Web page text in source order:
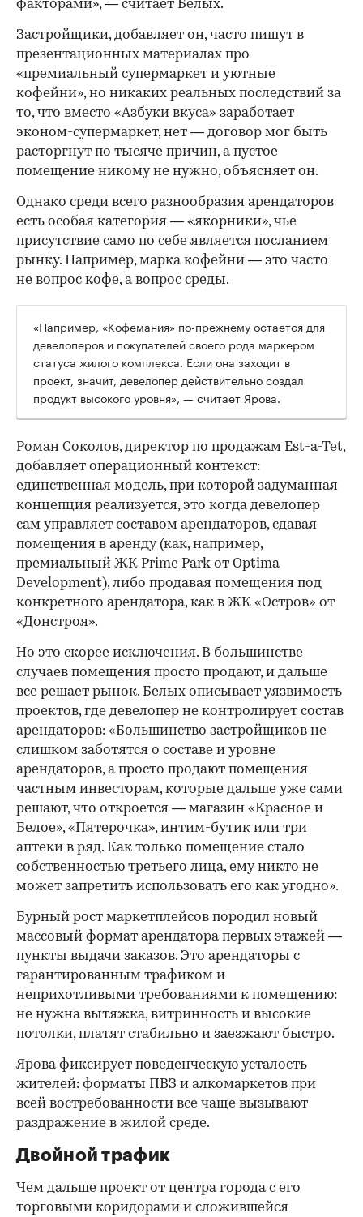
факторами», — считает Белых.
Застройщики, добавляет он, часто пишут в
презентационных материалах про
«премиальный супермаркет и уютные
кофейни», но никаких реальных последствий за
то, что вместо «Азбуки вкуса» заработает
эконом-супермаркет, нет — договор мог быть
расторгнут по тысяче причин, а пустое
помещение никому не нужно, объясняет он.
Однако среди всего разнообразия арендаторов
есть особая категория — «якорники», чье
присутствие само по себе является посланием
рынку. Например, марка кофейни — это часто
не вопрос кофе, а вопрос среды.
«Например, «Кофемания» по-прежнему остается для
девелоперов и покупателей своего рода маркером
статуса жилого комплекса. Если она заходит в
проект, значит, девелопер действительно создал
продукт высокого уровня», — считает Ярова.
Роман Соколов, директор по продажам Est-a-Tet,
добавляет операционный контекст:
единственная модель, при которой задуманная
концепция реализуется, это когда девелопер
сам управляет составом арендаторов, сдавая
помещения в аренду (как, например,
премиальный ЖК Prime Park от Optima
Development), либо продавая помещения под
конкретного арендатора, как в ЖК «Остров» от
«Донстроя».
Но это скорее исключения. В большинстве
случаев помещения просто продают, и дальше
все решает рынок. Белых описывает уязвимость
проектов, где девелопер не контролирует состав
арендаторов: «Большинство застройщиков не
слишком заботятся о составе и уровне
арендаторов, а просто продают помещения
частным инвесторам, которые дальше уже сами
решают, что откроется — магазин «Красное и
Белое», «Пятерочка», интим-бутик или три
аптеки в ряд. Как только помещение стало
собственностью третьего лица, ему никто не
может запретить использовать его как угодно».
Бурный рост маркетплейсов породил новый
массовый формат арендатора первых этажей —
пункты выдачи заказов. Это арендаторы с
гарантированным трафиком и
неприхотливыми требованиями к помещению:
не нужна вытяжка, витринность и высокие
потолки, платят стабильно и заезжают быстро.
Ярова фиксирует поведенческую усталость
жителей: форматы ПВЗ и алкомаркетов при
всей востребованности все чаще вызывают
раздражение в жилой среде.
Двойной трафик
Чем дальше проект от центра города с его
торговыми коридорами и сложившейся